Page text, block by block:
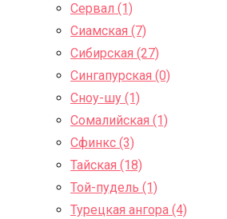
Сервал (1)
Сиамская (7)
Сибирская (27)
Сингапурская (0)
Сноу-шу (1)
Сомалийская (1)
Сфинкс (3)
Тайская (18)
Той-пудель (1)
Турецкая ангора (4)